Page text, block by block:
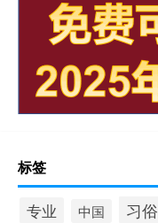
标签
专业 中国 习俗